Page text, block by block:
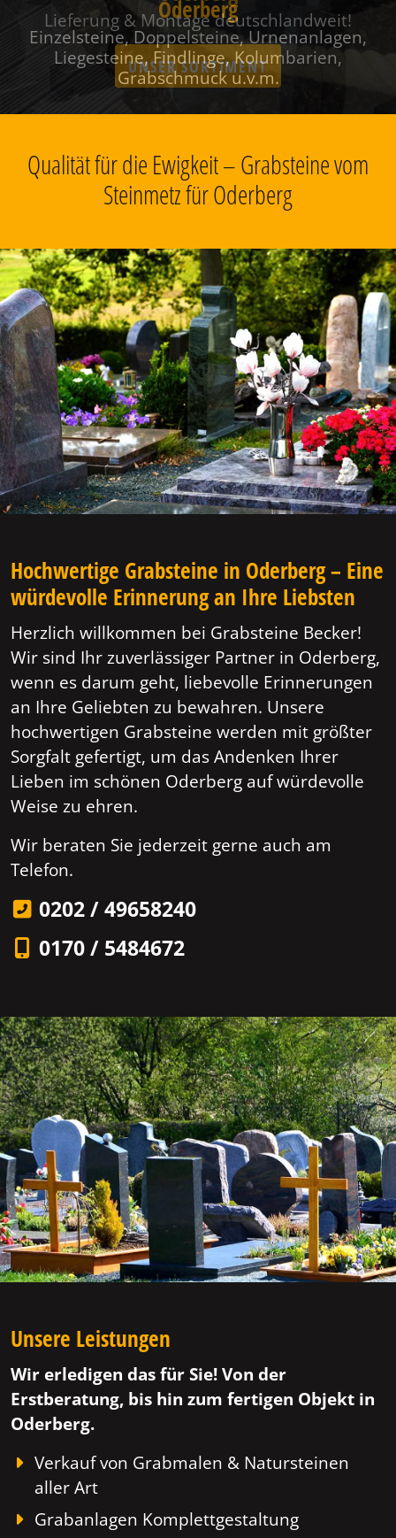
Oderberg
Einzelsteine, Doppelsteine, Urnenanlagen,
Liegesteine, Findlinge, Kolumbarien,
Grabschmuck u.v.m.
Qualität für die Ewigkeit – Grabsteine vom
Steinmetz für Oderberg
Hochwertige Grabsteine in Oderberg – Eine
würdevolle Erinnerung an Ihre Liebsten
Herzlich willkommen bei Grabsteine Becker!
Wir sind Ihr zuverlässiger Partner in Oderberg,
wenn es darum geht, liebevolle Erinnerungen
an Ihre Geliebten zu bewahren. Unsere
hochwertigen Grabsteine werden mit größter
Sorgfalt gefertigt, um das Andenken Ihrer
Lieben im schönen Oderberg auf würdevolle
Weise zu ehren.
Wir beraten Sie jederzeit gerne auch am
Telefon.
0202 / 49658240
0170 / 5484672
Unsere Leistungen
Wir erledigen das für Sie! Von der
Erstberatung, bis hin zum fertigen Objekt in
Oderberg.
Verkauf von Grabmalen & Natursteinen
aller Art
Grabanlagen Komplettgestaltung